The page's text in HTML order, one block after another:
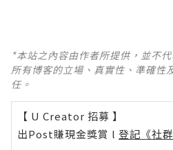
*本站之內容由作者所提供，並不
所有博客的立場、真實性、準確性
任。
【 U Creator 招募 】
出Post賺現金獎賞 l 登記《社